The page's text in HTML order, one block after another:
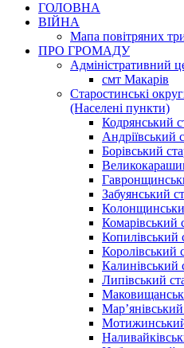
ГОЛОВНА
ВІЙНА
Мапа повітряних
ПРО ГРОМАДУ
Aдміністративний
смт Макарів
Старостинські
(Населені пункти)
Кодрянський
Андріївський
Борівський
Забуянський
Комарівський
Копилівський
Королівський
Калинівський
Липівський